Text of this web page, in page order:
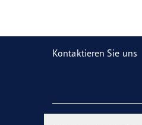
Kontaktieren Sie uns